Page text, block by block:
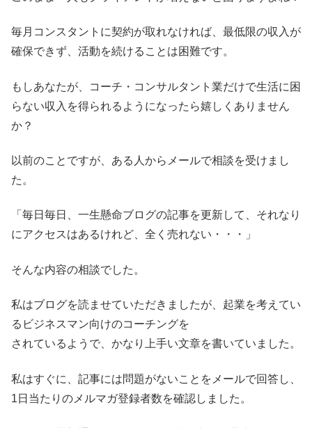
毎月コンスタントに契約が取れなければ、最低限の収入が
確保できず、活動を続けることは困難です。
もしあなたが、コーチ・コンサルタント業だけで生活に困
らない収入を得られるようになったら嬉しくありません
か？
以前のことですが、ある人からメールで相談を受けまし
た。
「毎日毎日、一生懸命ブログの記事を更新して、それなり
にアクセスはあるけれど、全く売れない・・・」
そんな内容の相談でした。
私はブログを読ませていただきましたが、起業を考えてい
るビジネスマン向けのコーチングを
されているようで、かなり上手い文章を書いていました。
私はすぐに、記事には問題がないことをメールで回答し、
1日当たりのメルマガ登録者数を確認しました。